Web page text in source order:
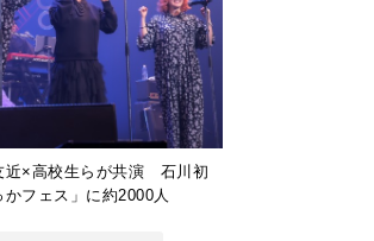
近×高校生らが共演 石川初
かフェス」に約2000人